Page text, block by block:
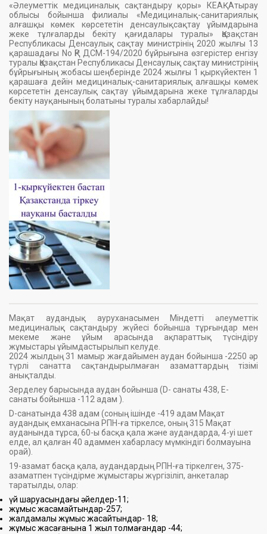
«Әлеуметтік медициналық сақтандыру қоры» КЕАҚ Атырау
облысы бойынша филиалы «Медициналық-санитариялық
алғашқы көмек көрсететін денсаулықсақтау ұйымдарына
жеке тұлғаларды бекіту қағидалары туралы» Қазақстан
Республикасы Денсаулық сақтау министрінің 2020 жылғы 13
қарашадағы No ҚР ДСМ-194/2020 бұйрығына өзгерістер енгізу
туралы Қазақстан Республикасы Денсаулық сақтау министрінің
бұйрығының жобасы шеңберінде 2024 жылғы 1 қыркүйектен 1
қарашаға дейін медициналық-санитариялық алғашқы көмек
көрсететін денсаулық сақтау ұйымдарына жеке тұлғаларды
бекіту науқанының болатыны туралы хабарлайды!
Мақат аудандық ауруханасымен Міндетті әлеуметтік
медициналық сақтандыру жүйесі бойынша тұрғындар мен
мекеме және ұйым арасында ақпараттық түсіндіру
жұмыстары ұйымдастырылып келуде.
2024 жылдың 31 мамыр жағдайымен аудан бойынша -2250 әр
түрлі санатта сақтандырылмаған азаматтардың тізімі
анықталды.
Зерделеу барысында аудан бойынша (D- санаты 438, Е-
санаты бойынша -112 адам ).
D-санатында 438 адам (соның ішінде -419 адам Мақат
аудандық емханасына РПН-ға тіркелсе, оның 315 Мақат
ауданында тұрса, 60-ы басқа қала және аудандарда, 4-уі шет
елде, ал қалған 40 адаммен хабарласу мүмкіндігі болмауына
орай).
19-азамат басқа қала, аудандардың РПН-ға тіркелген, 375-
азаматпен түсіндірме жұмыстары жүргізіліп, анкеталар
таратылды, олар:
үй шаруасындағы әйелдер-11;
жұмыс жасамайтындар-257;
жалдамалы жұмыс жасайтындар- 18;
жұмыс жасағанына 1 жыл толмағандар -44;